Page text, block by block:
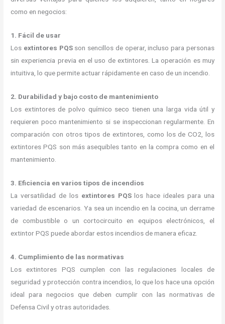
como en negocios:
1. Fácil de usar
Los extintores PQSson sencillos de operar, incluso para personas
sin experiencia previa en el uso de extintores. La operación es muy
intuitiva, lo que permite actuar rápidamente en caso de un incendio.
2. Durabilidad y bajo costo de mantenimiento
Los extintores de polvo químico seco tienen una larga vida útil y
requieren poco mantenimiento si se inspeccionan regularmente. En
comparación con otros tipos de extintores, como los de CO2, los
extintores PQS son más asequibles tanto en la compra como en el
mantenimiento.
3. Eficiencia en varios tipos de incendios
La versatilidad de los extintores PQSlos hace ideales para una
variedad de escenarios. Ya sea un incendio en la cocina, un derrame
de combustible o un cortocircuito en equipos electrónicos, el
extintor PQS puede abordar estos incendios de manera eficaz.
4. Cumplimiento de las normativas
Los extintores PQS cumplen con las regulaciones locales de
seguridad y protección contra incendios, lo que los hace una opción
ideal para negocios que deben cumplir con las normativas de
Defensa Civil y otras autoridades.